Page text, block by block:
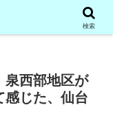
泉西部地区が
感じた、仙台
検索